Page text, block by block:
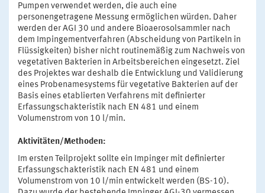
Pumpen verwendet werden, die auch eine
personengetragene Messung ermöglichen würden. Daher
werden der AGI 30 und andere Bioaerosolsammler nach
dem Impingementverfahren (Abscheidung von Partikeln in
Flüssigkeiten) bisher nicht routinemäßig zum Nachweis von
vegetativen Bakterien in Arbeitsbereichen eingesetzt. Ziel
des Projektes war deshalb die Entwicklung und Validierung
eines Probenamesystems für vegetative Bakterien auf der
Basis eines etablierten Verfahrens mit definierter
Erfassungschakteristik nach EN 481 und einem
Volumenstrom von 10 l/min.
Aktivitäten/Methoden:
Im ersten Teilprojekt sollte ein Impinger mit definierter
Erfassungschakteristik nach EN 481 und einem
Volumenstrom von 10 l/min entwickelt werden (BS-10).